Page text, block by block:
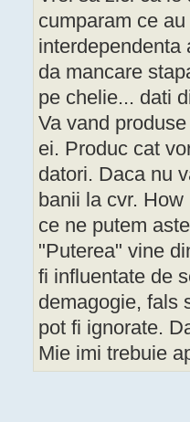
cumparam ce
interdependenta
da mancare
pe chelie... dati
Va vand
ei. Produc cat
datori. Daca nu
banii la cvr.
ce ne putem
"Puterea" vine
fi influentate de
demagogie, fals
pot fi ignorate.
Mie imi trebuie